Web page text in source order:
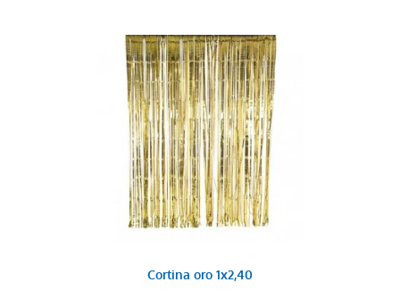
Cortina oro 1x2,40